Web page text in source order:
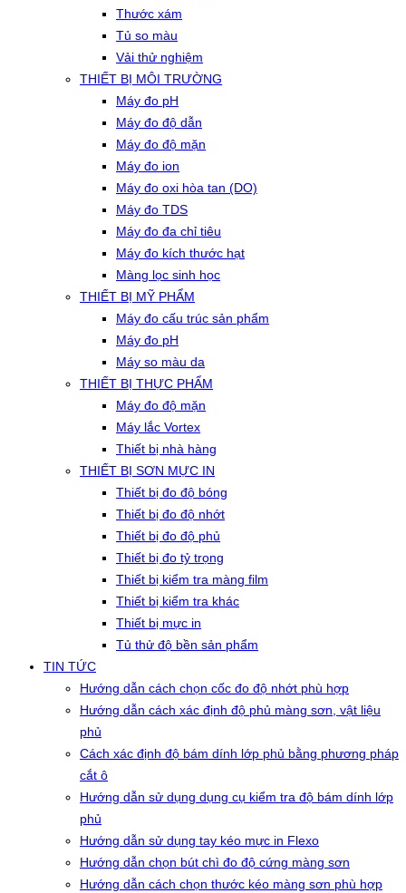
Thước xám
Tủ so màu
Vải thử nghiệm
THIẾT BỊ MÔI TRƯỜNG
Máy đo pH
Máy đo độ dẫn
Máy đo độ mặn
Máy đo ion
Máy đo oxi hòa tan (DO)
Máy đo TDS
Máy đo đa chỉ tiêu
Máy đo kích thước hạt
Màng lọc sinh học
THIẾT BỊ MỸ PHẨM
Máy đo cấu trúc sản phẩm
Máy đo pH
Máy so màu da
THIẾT BỊ THỰC PHẨM
Máy đo độ mặn
Máy lắc Vortex
Thiết bị nhà hàng
THIẾT BỊ SƠN MỰC IN
Thiết bị đo độ bóng
Thiết bị đo độ nhớt
Thiết bị đo độ phủ
Thiết bị đo tỷ trọng
Thiết bị kiểm tra màng film
Thiết bị kiểm tra khác
Thiết bị mực in
Tủ thử độ bền sản phẩm
TIN TỨC
Hướng dẫn cách chọn cốc đo độ nhớt phù hợp
Hướng dẫn cách xác định độ phủ màng sơn, vật liệu
phủ
Cách xác định độ bám dính lớp phủ bằng phương pháp
cắt ô
Hướng dẫn sử dụng dụng cụ kiểm tra độ bám dính lớp
phủ
Hướng dẫn sử dụng tay kéo mực in Flexo
Hướng dẫn chọn bút chì đo độ cứng màng sơn
Hướng dẫn cách chọn thước kéo màng sơn phù hợp